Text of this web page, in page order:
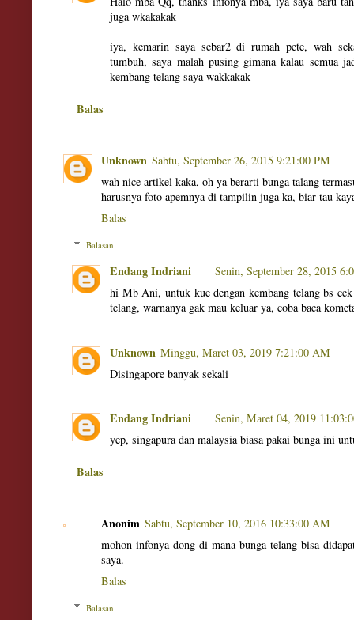
juga wkakakak
iya, kemarin saya sebar2 di rumah pete, wah
tumbuh, saya malah pusing gimana kalau semua
kembang telang saya wakkakak
Balas
Unknown Sabtu, September 26, 2015 9:21:00 PM
wah nice artikel kaka, oh ya berarti bunga talang
harusnya foto apemnya di tampilin juga ka, biar tau
Balas
Balasan
Endang Indriani
Senin, September 28, 2015
hi Mb Ani, untuk kue dengan kembang telang bs
telang, warnanya gak mau keluar ya, coba baca
Unknown Minggu, Maret 03, 2019 7:21:00 AM
Disingapore banyak sekali
Endang Indriani
Senin, Maret 04, 2019
yep, singapura dan malaysia biasa pakai bunga ini
Balas
Anonim Sabtu, September 10, 2016 10:33:00 AM
mohon infonya dong di mana bunga telang bisa
saya.
Balas
Balasan